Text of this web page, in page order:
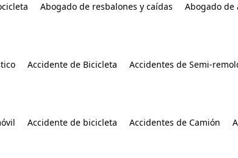
Abogado de resbalones y caídas Abogado de
Accidente de Bicicleta Accidentes de Semi-
Accidente de bicicleta Accidentes de Camión